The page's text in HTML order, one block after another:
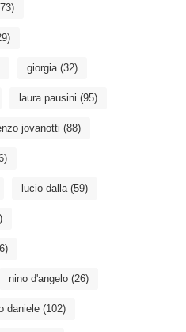
giorgia(32)
laura pausini (95)
jovanotti (88)
lucio dalla(59)
nino d'angelo (26)
daniele (102)